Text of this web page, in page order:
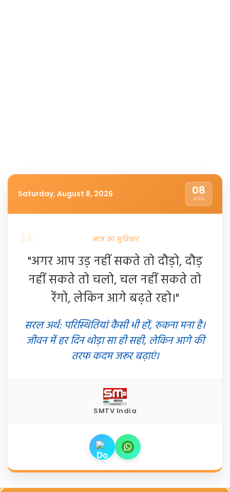
Saturday, August 8, 2026 08
AUG
आज का सुविचार
"अगर आप उड़ नहीं सकते तो दौड़ो, दौड़
नहीं सकते तो चलो, चल नहीं सकते तो
रेंगो, लेकिन आगे बढ़ते रहो।"
सरल अर्थ: परिस्थितियां कैसी भी हों, रुकना मना है।
जीवन में हर दिन थोड़ा सा ही सही, लेकिन आगे की
तरफ कदम जरूर बढ़ाएं।
SMTV India